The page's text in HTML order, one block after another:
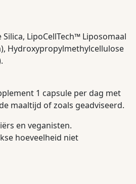
LipoCellTech™ Liposomaal
Hydroxypropylmethylcellulose
1 capsule per dag met
maaltijd of zoals geadviseerd.
en veganisten.
hoeveelheid niet